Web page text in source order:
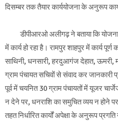
दिसम्बर तक तैयार कार्ययोजना के अनुरूप
डीपीआरओ अलीगढ़ ने बताया कि
में कार्य हो रहा है। रामपुर शाहपुर में कार्य
साथिनी, धनसारी, हरदुआगंज देहात, ऊमरी,
ग्राम पंचायत सचिवों से संवाद कर जानकारी
पूर्व में चयनित 30 ग्राम पंचायतों में यूजर
न देने पर, धनराशि का समुचित व्यय न होने
तहत निर्धारित कार्यों अपेक्षा के अनुरूप